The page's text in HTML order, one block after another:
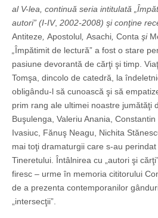
al V-lea, continuă seria intitulată
autori” (I-IV, 2002-2008) şi conţine
Antiteze, Apostolul, Asachi, Conta şi
„Împătimit de lectură” a fost o stare
pasiune devorantă de cărţi şi timp.
Tomşa, dincolo de catedră, la
obligându-l să cunoască şi să
prim rang ale ultimei noastre jumătăţi
Buşulenga, Valeriu Anania,
Ivasiuc, Fănuş Neagu, Nichita
mai toţi dramaturgii care s-au
Tineretului. Întâlnirea cu „autori şi
firesc – urme în memoria cititorului
de a prezenta contemporanilor
„intersecţii”.